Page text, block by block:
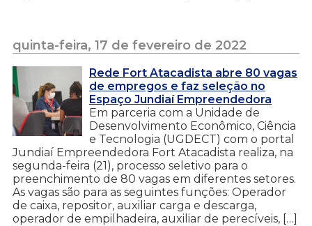
quinta-feira, 17 de fevereiro de 2022
Rede Fort Atacadista abre 80 vagas
de empregos e faz seleção no
Espaço Jundiaí Empreendedora
Em parceria com a Unidade de
Desenvolvimento Econômico, Ciência
e Tecnologia (UGDECT) com o portal
Jundiaí Empreendedora Fort Atacadista realiza, na
segunda-feira (21), processo seletivo para o
preenchimento de 80 vagas em diferentes setores.
As vagas são para as seguintes funções: Operador
de caixa, repositor, auxiliar carga e descarga,
operador de empilhadeira, auxiliar de perecíveis, […]